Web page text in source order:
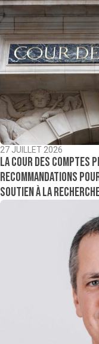
27 JUILLET 2026
La Cour des comptes
recommandations
soutien à la